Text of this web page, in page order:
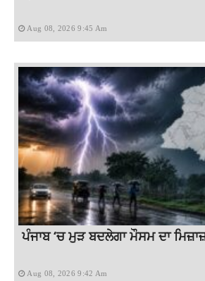
Aug 08, 2026 9:45 Am
ਪੰਜਾਬ ‘ਚ ਮੁੜ ਬਦਲੇਗਾ ਮੌਸਮ ਦਾ
Aug 08, 2026 9:42 Am